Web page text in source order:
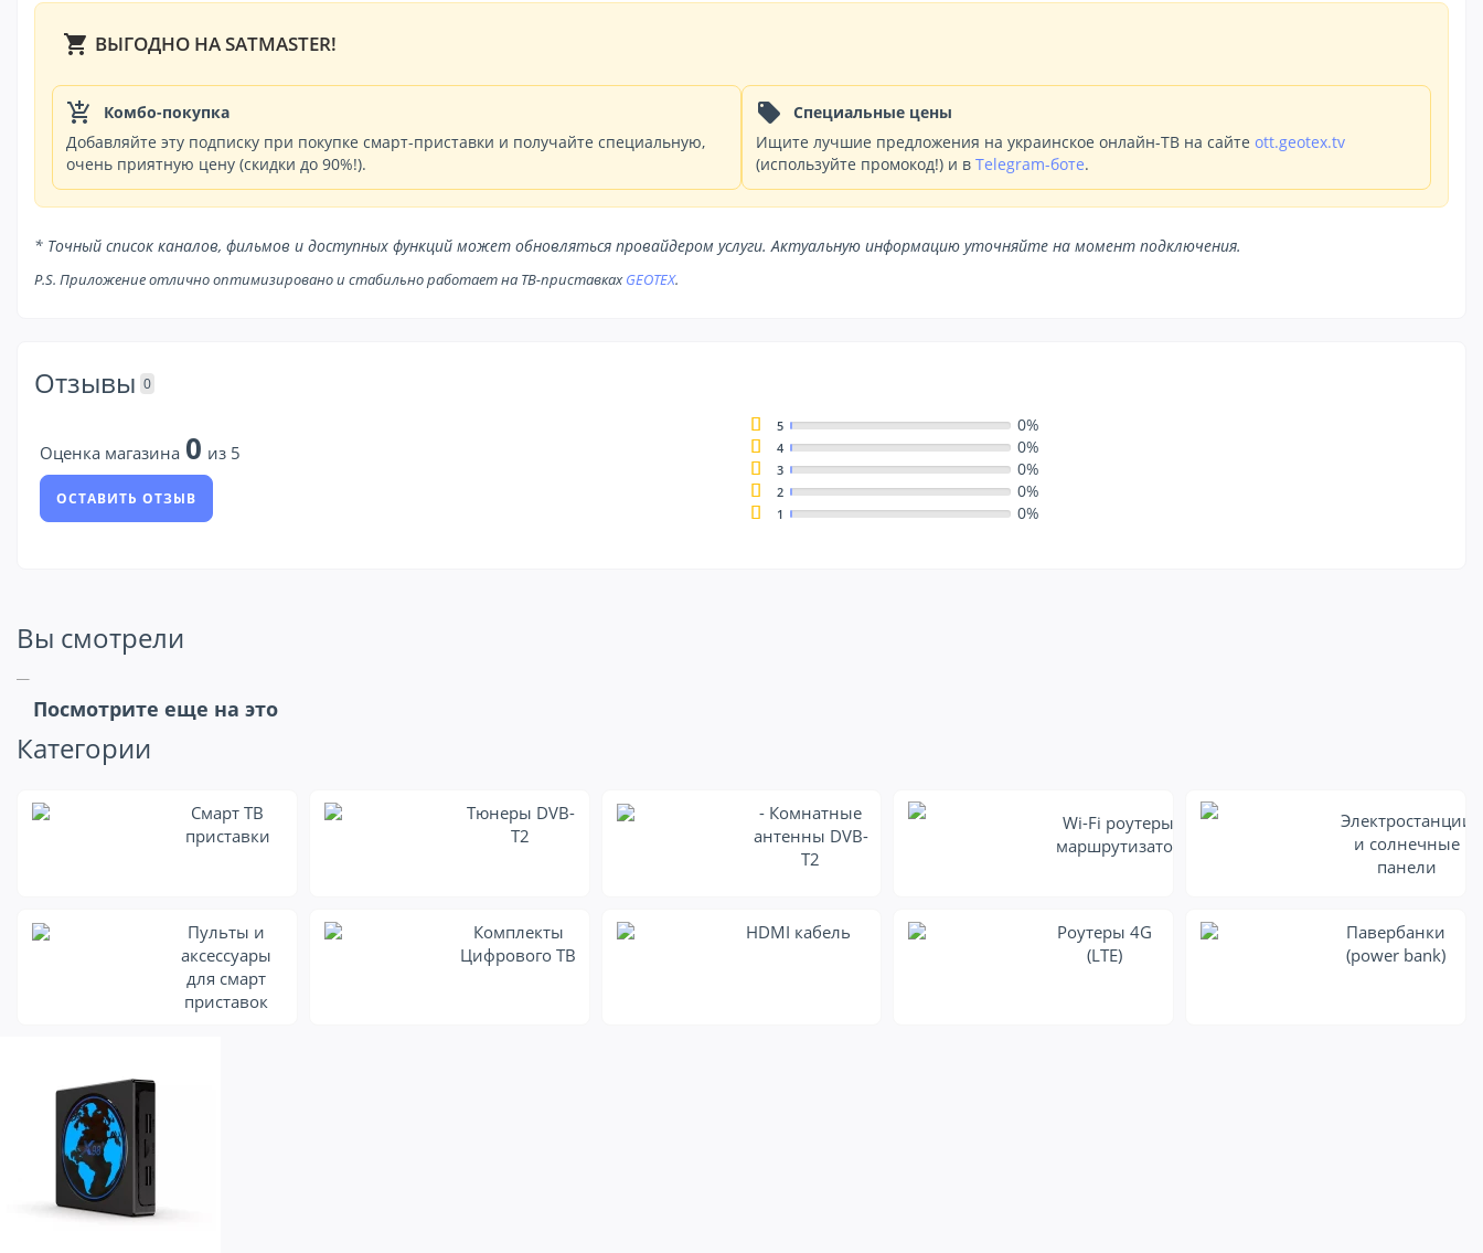
shopping_cart ВЫГОДНО НА SATMASTER!
add_shopping_cart
Комбо-покупка
Добавляйте эту подписку при покупке смарт-приставки и получайте специальную,
очень приятную цену (скидки до 90%!).
local_offer
Специальные цены
Ищите лучшие предложения на украинское онлайн-ТВ на сайте ott.geotex.tv
(используйте промокод!) и в Telegram-боте.
* Точный список каналов, фильмов и доступных функций может обновляться провайдером услуги. Актуальную информацию уточняйте на момент подключения.
P.S. Приложение отлично оптимизировано и стабильно работает на ТВ-приставкахGEOTEX.
Отзывы 0
Оценка магазина 0 из 5
ОСТАВИТЬ ОТЗЫВ
5 0%
4 0%
3 0%
2 0%
1 0%
Вы смотрели
Посмотрите еще на это
Категории
Смарт ТВ
приставки
Тюнеры DVB-
T2
- Комнатные
антенны DVB-
T2
Wi-Fi роутеры и
маршрутизаторы
Электростанции
и солнечные
панели
Пульты и
аксессуары
для смарт
приставок
Комплекты
Цифрового ТВ
HDMI кабель
Роутеры 4G
(LTE)
Павербанки
(power bank)